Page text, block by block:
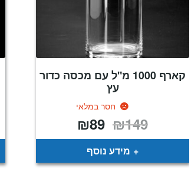
קארף 1000 מ"ל עם מכסה כדור
עץ
חסר במלאי
₪149 המחיר
המקורי
היה:
₪89
הוא:
מידע נוסף